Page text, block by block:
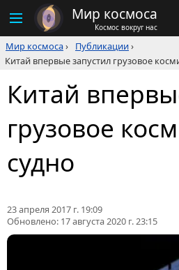
Мир космоса
Космос вокруг нас
Мир космоса› Публикации›
Китай впервые запустил грузовое
Китай
грузовое
судно
23 апреля 2017 г. 19:09
Обновлено: 17 августа 2020 г. 23:15